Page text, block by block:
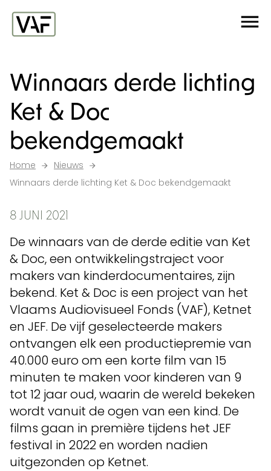
Ga verder naar de inhoud
Winnaars derde lichting
Ket & Doc
bekendgemaakt
Home
Nieuws
Winnaars derde lichting Ket & Doc bekendgemaakt
8 JUNI 2021
De winnaars van de derde editie van Ket
& Doc, een ontwikkelingstraject voor
makers van kinderdocumentaires, zijn
bekend. Ket & Doc is een project van het
Vlaams Audiovisueel Fonds (VAF), Ketnet
en JEF. De vijf geselecteerde makers
ontvangen elk een productiepremie van
40.000 euro om een korte film van 15
minuten te maken voor kinderen van 9
tot 12 jaar oud, waarin de wereld bekeken
wordt vanuit de ogen van een kind. De
films gaan in première tijdens het JEF
festival in 2022 en worden nadien
uitgezonden op Ketnet.